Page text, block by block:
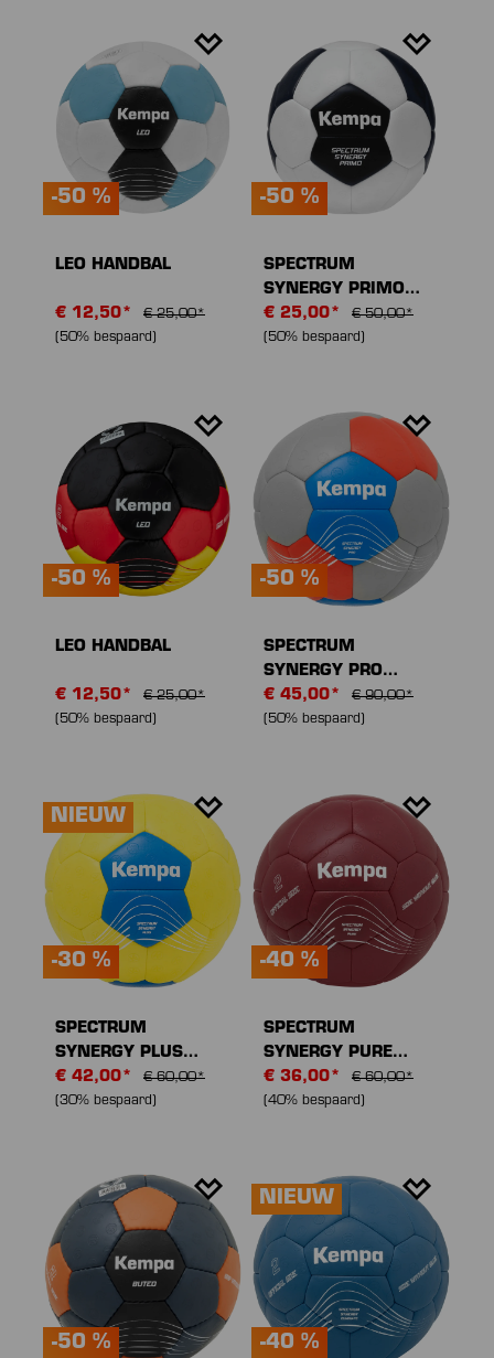
-50 %
LEO HANDBAL
€ 12,50*
€ 25,00*
(50% bespaard)
-50 %
SPECTRUM
SYNERGY PRIMO
GAME CHANGER
HANDBAL
€ 25,00*
€ 50,00*
(50% bespaard)
-50 %
LEO HANDBAL
€ 12,50*
€ 25,00*
(50% bespaard)
-50 %
SPECTRUM
SYNERGY PRO
HANDBAL
€ 45,00*
€ 90,00*
(50% bespaard)
NIEUW
-30 %
SPECTRUM
SYNERGY PLUS
HANDBAL
€ 42,00*
€ 60,00*
(30% bespaard)
-40 %
SPECTRUM
SYNERGY PURE
HANDBAL
€ 36,00*
€ 60,00*
(40% bespaard)
-50 %
NIEUW
-40 %